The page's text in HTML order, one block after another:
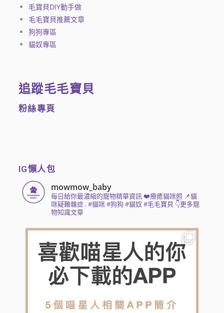
毛寶貝DIY動手做
毛毛寶貝推薦文章
狗狗專區
貓奴專區
追蹤毛毛寶貝
粉絲專頁
IG懶人包
mowmow_baby
每日給你最濃縮的寵物精華資訊❤️療癒貓咪照 📌貓
咪疑難雜症.#貓咪 #狗狗 #貓奴 #毛毛寶貝 👇更多寵
物知識文章